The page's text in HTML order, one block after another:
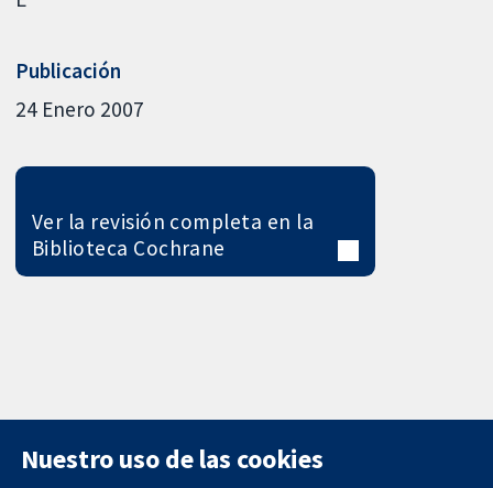
Publicación
24 Enero 2007
Ver la revisión completa en la
Biblioteca Cochrane
Nuestro uso de las cookies